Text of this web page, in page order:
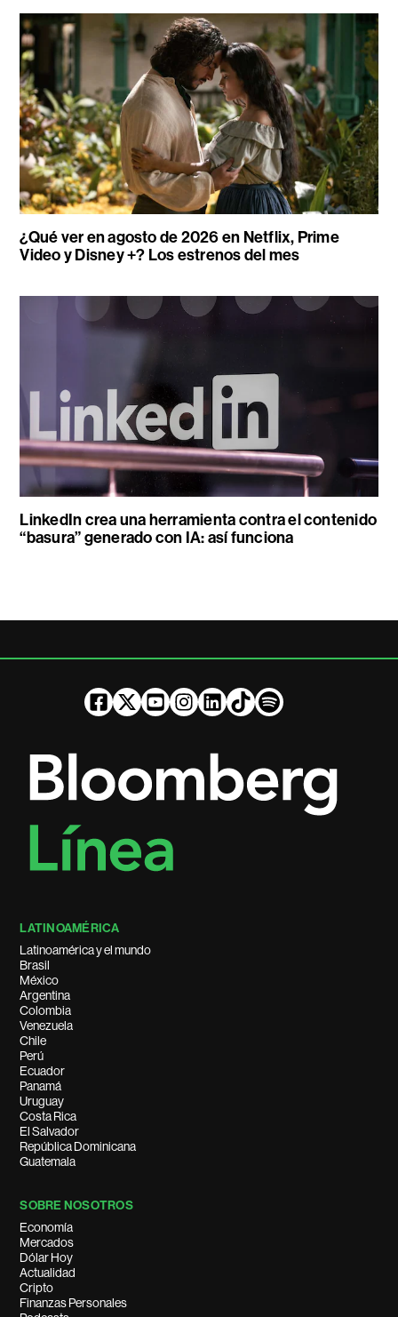
¿Qué ver en agosto de 2026 en Netflix, Prime
Video y Disney +? Los estrenos del mes
LinkedIn crea una herramienta contra el contenido
“basura” generado con IA: así funciona
LATINOAMÉRICA
Latinoamérica y el mundo
Brasil
México
Argentina
Colombia
Venezuela
Chile
Perú
Ecuador
Panamá
Uruguay
Costa Rica
El Salvador
República Dominicana
Guatemala
SOBRE NOSOTROS
Economía
Mercados
Dólar Hoy
Actualidad
Cripto
Finanzas Personales